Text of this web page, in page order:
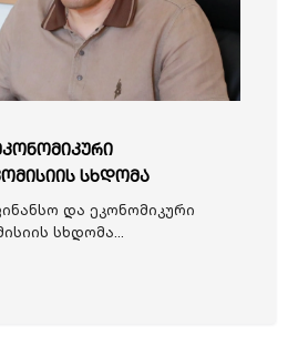
სხდომა
და ეკონომიკური
სხდომა...